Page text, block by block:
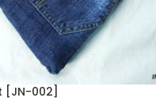
[JN-002]